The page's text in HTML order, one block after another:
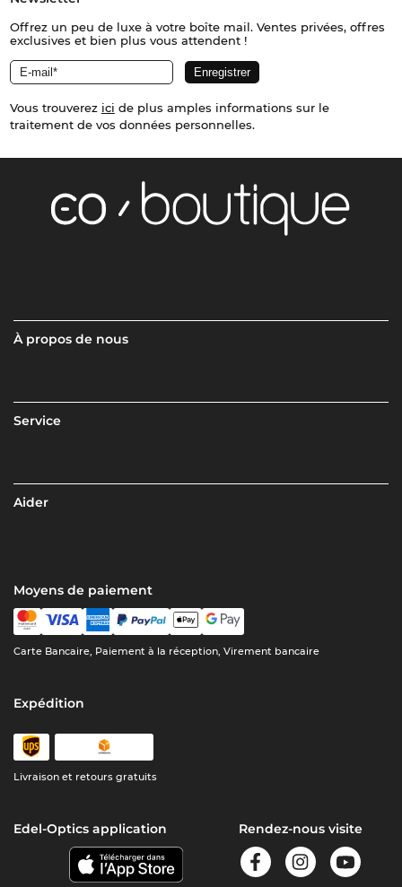
Offrez un peu de luxe à votre boîte mail. Ventes privées, offres
exclusives et bien plus vous attendent !
Vous trouverez ici de plus amples informations sur le
traitement de vos données personnelles.
À propos de nous
Service
Aider
Moyens de paiement
Carte Bancaire, Paiement à la réception, Virement bancaire
Expédition
Livraison et retours gratuits
Edel-Optics application Rendez-nous visite